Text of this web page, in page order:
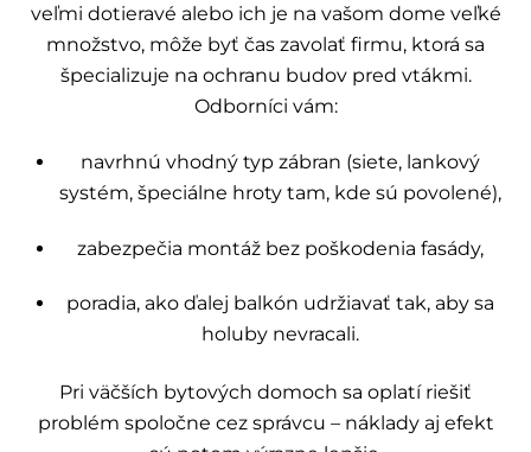
veľmi dotieravé alebo ich je na vašom dome veľké
množstvo, môže byť čas zavolať firmu, ktorá sa
špecializuje na ochranu budov pred vtákmi.
Odborníci vám:
navrhnú vhodný typ zábran (siete, lankový
systém, špeciálne hroty tam, kde sú povolené),
zabezpečia montáž bez poškodenia fasády,
poradia, ako ďalej balkón udržiavať tak, aby sa
holuby nevracali.
Pri väčších bytových domoch sa oplatí riešiť
problém spoločne cez správcu – náklady aj efekt